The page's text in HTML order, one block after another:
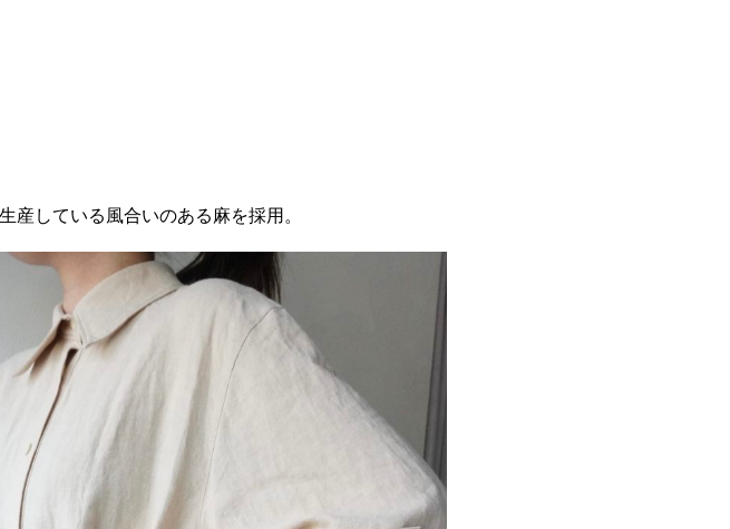
産している風合いのある麻を採用。